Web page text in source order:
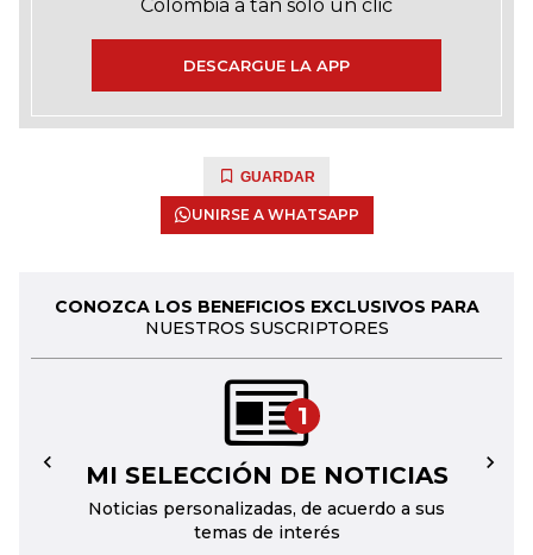
Colombia a tan solo un clic
DESCARGUE LA APP
GUARDAR
UNIRSE A WHATSAPP
CONOZCA LOS BENEFICIOS EXCLUSIVOS PARA
NUESTROS SUSCRIPTORES
1
MI SELECCIÓN DE NOTICIAS
Noticias personalizadas, de acuerdo a sus
temas de interés
← →